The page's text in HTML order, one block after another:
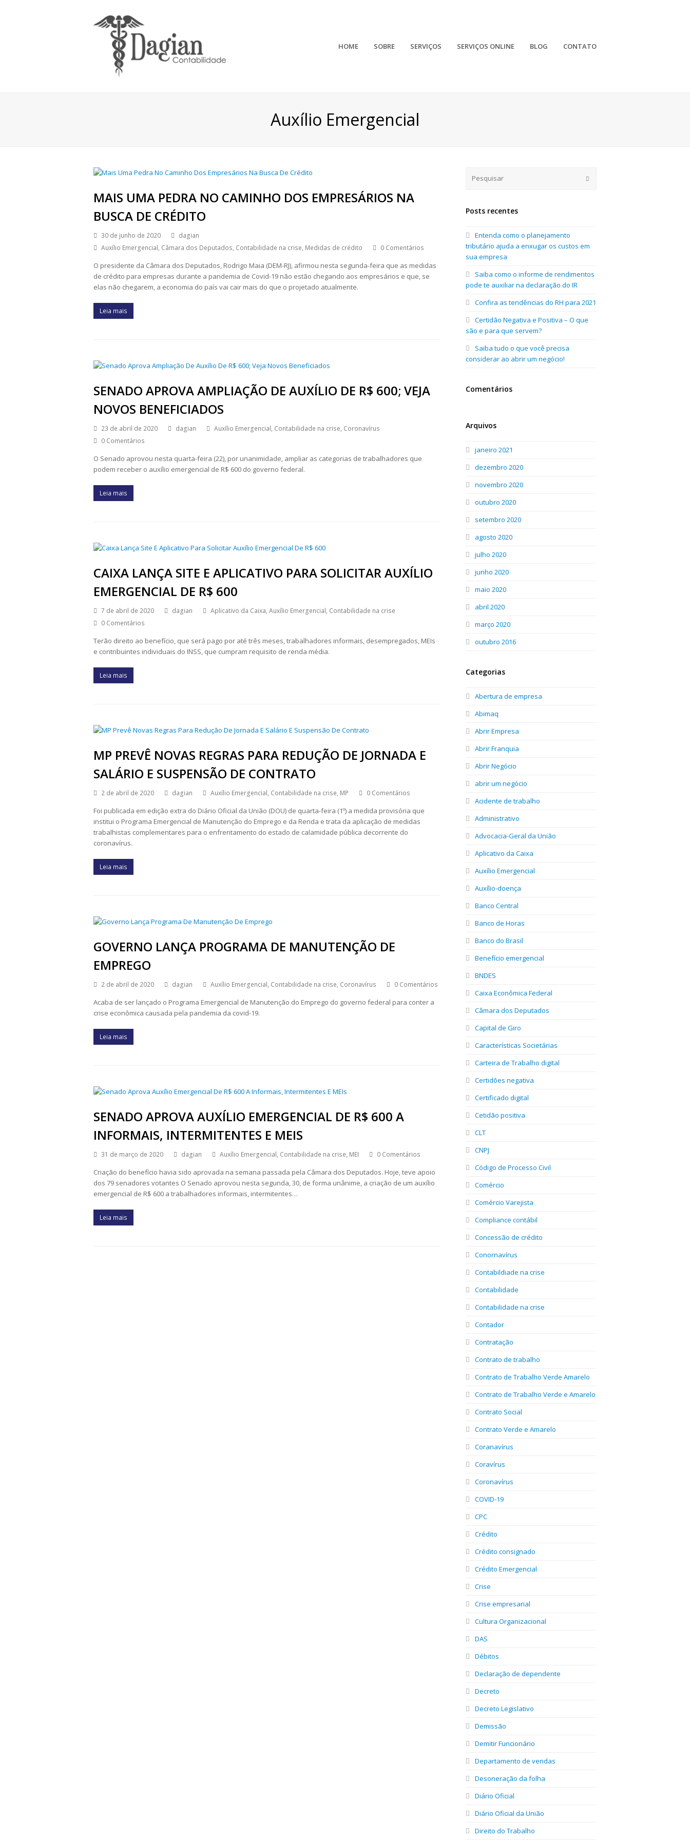
HOME SOBRE SERVIÇOS SERVIÇOS ONLINE BLOG CONTATO
Auxílio Emergencial
MAIS UMA PEDRA NO CAMINHO DOS EMPRESÁRIOS NA
BUSCA DE CRÉDITO
30 de junho de 2020
dagian
Auxílio Emergencial, Câmara dos Deputados, Contabilidade na crise, Medidas de crédito 0 Comentários
O presidente da Câmara dos Deputados, Rodrigo Maia (DEM-RJ), afirmou nesta segunda-feira que as medidas
de crédito para empresas durante a pandemia de Covid-19 não estão chegando aos empresários e que, se
elas não chegarem, a economia do país vai cair mais do que o projetado atualmente.
Leia mais
SENADO APROVA AMPLIAÇÃO DE AUXÍLIO DE R$ 600; VEJA
NOVOS BENEFICIADOS
23 de abril de 2020 dagian Auxílio Emergencial, Contabilidade na crise, Coronavírus
0 Comentários
O Senado aprovou nesta quarta-feira (22), por unanimidade, ampliar as categorias de trabalhadores que
podem receber o auxílio emergencial de R$ 600 do governo federal.
Leia mais
CAIXA LANÇA SITE E APLICATIVO PARA SOLICITAR AUXÍLIO
EMERGENCIAL DE R$ 600
7 de abril de 2020 dagian Aplicativo da Caixa, Auxílio Emergencial, Contabilidade na crise
0 Comentários
Terão direito ao benefício, que será pago por até três meses, trabalhadores informais, desempregados, MEIs
e contribuintes individuais do INSS, que cumpram requisito de renda média.
Leia mais
MP PREVÊ NOVAS REGRAS PARA REDUÇÃO DE JORNADA E
SALÁRIO E SUSPENSÃO DE CONTRATO
2 de abril de 2020 dagian Auxílio Emergencial, Contabilidade na crise, MP 0 Comentários
Foi publicada em edição extra do Diário Oficial da União (DOU) de quarta-feira (1º) a medida provisória que
institui o Programa Emergencial de Manutenção do Emprego e da Renda e trata da aplicação de medidas
trabalhistas complementares para o enfrentamento do estado de calamidade pública decorrente do
coronavírus.
Leia mais
GOVERNO LANÇA PROGRAMA DE MANUTENÇÃO DE
EMPREGO
2 de abril de 2020 dagian Auxílio Emergencial, Contabilidade na crise, Coronavírus 0 Comentários
Acaba de ser lançado o Programa Emergencial de Manutenção do Emprego do governo federal para conter a
crise econômica causada pela pandemia da covid-19.
Leia mais
SENADO APROVA AUXÍLIO EMERGENCIAL DE R$ 600 A
INFORMAIS, INTERMITENTES E MEIS
31 de março de 2020 dagian Auxílio Emergencial, Contabilidade na crise, MEI 0 Comentários
Criação do benefício havia sido aprovada na semana passada pela Câmara dos Deputados. Hoje, teve apoio
dos 79 senadores votantes O Senado aprovou nesta segunda, 30, de forma unânime, a criação de um auxílio
emergencial de R$ 600 a trabalhadores informais, intermitentes…
Leia mais
Posts recentes
Entenda como o planejamento
tributário ajuda a enxugar os custos em
sua empresa
Saiba como o informe de rendimentos
pode te auxiliar na declaração do IR
Confira as tendências do RH para 2021
Certidão Negativa e Positiva – O que
são e para que servem?
Saiba tudo o que você precisa
considerar ao abrir um negócio!
Comentários
Arquivos
janeiro 2021
dezembro 2020
novembro 2020
outubro 2020
setembro 2020
agosto 2020
julho 2020
junho 2020
maio 2020
abril 2020
março 2020
outubro 2016
Categorias
Abertura de empresa
Abimaq
Abrir Empresa
Abrir Franquia
Abrir Negócio
abrir um negócio
Acidente de trabalho
Administrativo
Advocacia-Geral da União
Aplicativo da Caixa
Auxílio Emergencial
Auxílio-doença
Banco Central
Banco de Horas
Banco do Brasil
Benefício emergencial
BNDES
Caixa Econômica Federal
Câmara dos Deputados
Capital de Giro
Características Societárias
Carteira de Trabalho digital
Certidões negativa
Certificado digital
Cetidão positiva
CLT
CNPJ
Código de Processo Civil
Comércio
Comércio Varejista
Compliance contábil
Concessão de crédito
Conornavírus
Contabildiade na crise
Contabilidade
Contabilidade na crise
Contador
Contratação
Contrato de trabalho
Contrato de Trabalho Verde Amarelo
Contrato de Trabalho Verde e Amarelo
Contrato Social
Contrato Verde e Amarelo
Coranavírus
Coravírus
Coronavírus
COVID-19
CPC
Crédito
Crédito consignado
Crédito Emergencial
Crise
Crise empresarial
Cultura Organizacional
DAS
Débitos
Declaração de dependente
Decreto
Decreto Legislativo
Demissão
Demitir Funcionário
Departamento de vendas
Desoneração da folha
Diário Oficial
Diário Oficial da União
Direito do Trabalho